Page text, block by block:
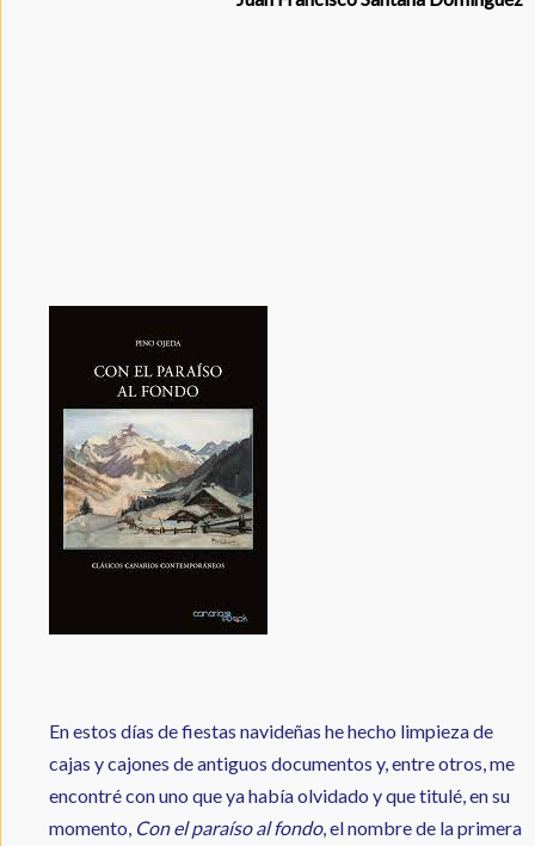
En estos días de fiestas navideñas he hecho limpieza de
cajas y cajones de antiguos documentos y, entre otros, me
encontré con uno que ya había olvidado y que titulé, en su
momento, Con el paraíso al fondo, el nombre de la primera